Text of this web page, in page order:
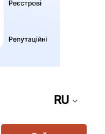
RU